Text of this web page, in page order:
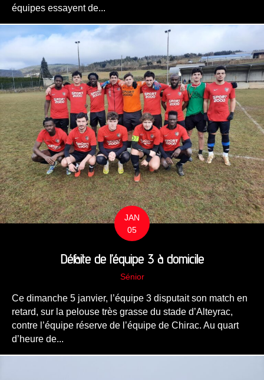
équipes essayent de...
JAN
05
Défaite de l’équipe 3 à domicile
Sénior
Ce dimanche 5 janvier, l’équipe 3 disputait son match en
retard, sur la pelouse très grasse du stade d’Alteyrac,
contre l’équipe réserve de l’équipe de Chirac. Au quart
d’heure de...